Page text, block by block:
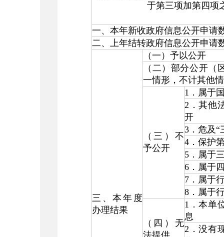
于第三项加第四项
一、本年新收政府信息公开申请
二、上年结转政府信息公开申请
三、本年度
办理结果
（一）予以公开
（二）部分公开（
一情形，不计其他
（三）不
予公开
1 ．属于
2 ．其他
开
3 ．危及
4 ．保护
5 ．属于
6 ．属于
7 ．属于
8 ．属于
（四）无
1 ．本单
息
2 ．没有